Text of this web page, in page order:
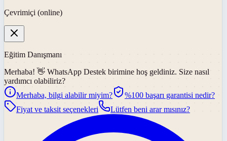
Çevrimiçi (online)
Eğitim Danışmanı
Merhaba! 👋 WhatsApp Destek birimine hoş geldiniz. Size nasıl
yardımcı olabiliriz?
Merhaba, bilgi alabilir miyim?
%100 başarı garantisi nedir?
Fiyat ve taksit seçenekleri
Lütfen beni arar mısınız?